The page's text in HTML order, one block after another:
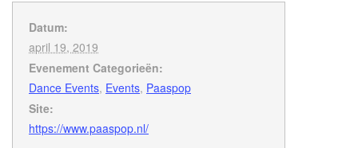
Datum:
april 19, 2019
Evenement Categorieën:
Dance Events, Events, Paaspop
Site:
https://www.paaspop.nl/